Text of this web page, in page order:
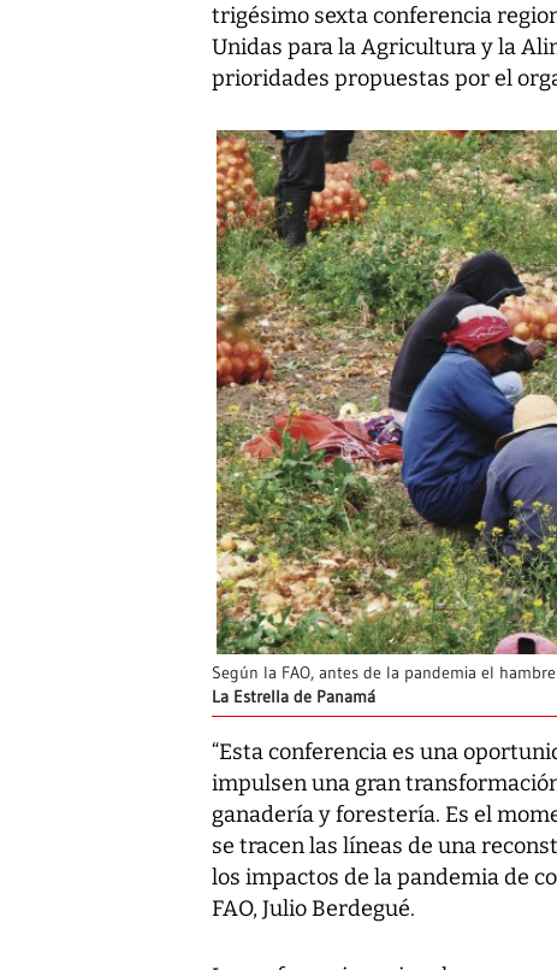
trigésimo sexta conferencia
Unidas para la Agricultura y la
prioridades propuestas por el
Según la FAO, antes de la pandemia el
La Estrella de Panamá
“Esta conferencia es una
impulsen una gran
ganadería y forestería. Es el
se tracen las líneas de una
los impactos de la pandemia de
FAO, Julio Berdegué.